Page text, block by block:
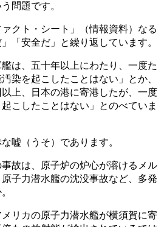
問題です。
クト・シート」（情報資料）なる
「安全だ」と繰り返しています。
は、五十年以上にわたり、一度た
染を起こしたことはない」とか、
以上、日本の港に寄港したが、一度
こしたことはない」とのべていま
嘘（うそ）であります。
故は、原子炉の炉心が溶けるメル
子力潜水艦の沈没事故など、多発
リカの原子力潜水艦が横須賀に寄